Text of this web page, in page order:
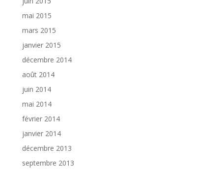
mai 2015
mars 2015
janvier 2015
décembre 2014
août 2014
juin 2014
mai 2014
février 2014
janvier 2014
décembre 2013
septembre 2013